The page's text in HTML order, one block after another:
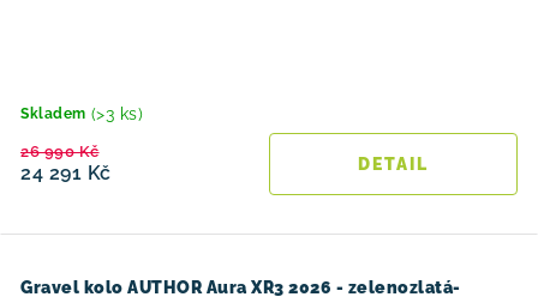
Skladem (>3 ks)
24 291 Kč
26 990 Kč
Gravel kolo AUTHOR Aura XR3 2026 - zelenozlatá-